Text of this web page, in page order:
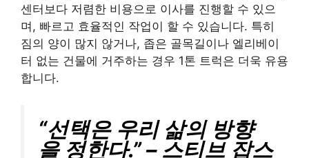
센터보다 저렴한 비용으로 이사를 진행할 수 있으
며, 빠르고 효율적인 작업이 할 수 있습니다. 특히
짐의 양이 많지 않거나, 좁은 골목길이나 엘리베이
터 없는 건물에 거주하는 경우 1톤 트럭은 더욱 유용
합니다.
“선택은 우리 삶의 방향
을 정한다.” – 스티브 잡스